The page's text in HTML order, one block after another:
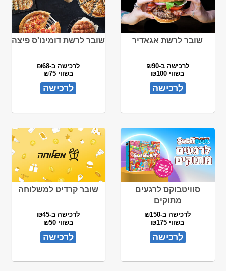
שובר לרשת אגאדיר
לרכישה ב-₪90
בשווי ₪100
לרכישה
שובר לרשת דומינו'ס פיצה
לרכישה ב-₪68
בשווי ₪75
לרכישה
סוויטבוקס לרגעים
מתוקים
לרכישה ב-₪150
בשווי ₪175
לרכישה
שובר קרדיט למשלוחה
לרכישה ב-₪45
בשווי ₪50
לרכישה